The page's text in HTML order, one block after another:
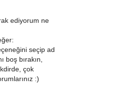
ediyorum ne
seçip ad
boş bırakın,
çok
:)